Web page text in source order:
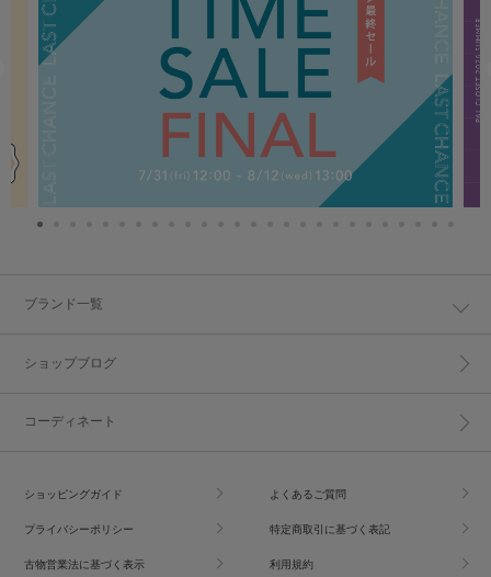
ブランド一覧
ショップブログ
コーディネート
ショッピングガイド よくあるご質問
プライバシーポリシー 特定商取引に基づく表記
古物営業法に基づく表示 利用規約